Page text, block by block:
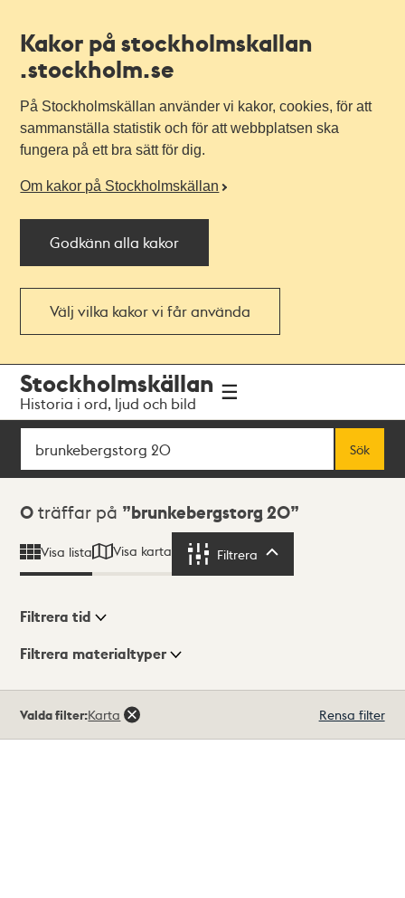
Kakor på stockholmskallan
.stockholm.se
På Stockholmskällan använder vi kakor, cookies, för att
sammanställa statistik och för att webbplatsen ska
fungera på ett bra sätt för dig.
Om kakor på Stockholmskällan
Godkänn alla kakor
Välj vilka kakor vi får använda
navigationen
huvudinnehållet
Stockholmskällan
Historia i ord, ljud och bild
Sök
Sök
Sökresultat
0 träffar på brunkebergstorg 20
Visa lista Visa karta Filtrera
Visningsläge
Filtrera tid
Filtrera materialtyper
träffar
Valda filter:Karta Rensa filter